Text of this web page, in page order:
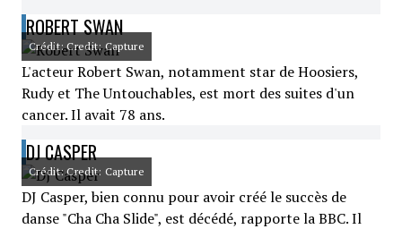
ROBERT SWAN
Crédit: Credit: Capture
L'acteur Robert Swan, notamment star de Hoosiers,
Rudy et The Untouchables, est mort des suites d'un
cancer. Il avait 78 ans.
DJ CASPER
Crédit: Credit: Capture
DJ Casper, bien connu pour avoir créé le succès de
danse "Cha Cha Slide", est décédé, rapporte la BBC. Il